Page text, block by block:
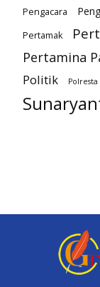
Pengacara
Pertamak
Pertamina
Politik
Polresta